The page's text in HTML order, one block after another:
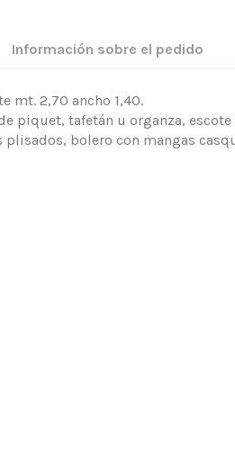
Información sobre el pedido
mt. 2,70 ancho 1,40.
piquet, tafetán u organza,
plisados, bolero con mangas